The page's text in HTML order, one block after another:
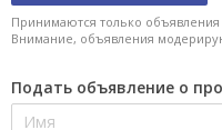
Принимаются только объявления
Внимание, объявления
Подать объявление о